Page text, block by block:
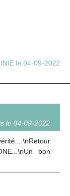
le 04-09-2022
le 04-09-2022
bon